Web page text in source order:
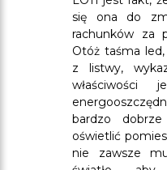
się ona do
rachunków za
Otóż taśma
z listwy,
bardzo
oświetlić
nie zawsze